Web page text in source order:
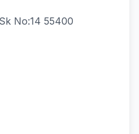
No:14 55400